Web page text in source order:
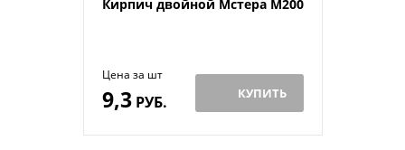
Кирпич двойной Мстера М200
Цена за шт
9,3РУБ. КУПИТЬ